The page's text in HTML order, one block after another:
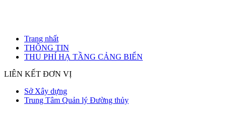
Trang nhất
THÔNG TIN
THU PHÍ HẠ TẦNG CẢNG BIỂN
LIÊN KẾT ĐƠN VỊ
Sở Xây dựng
Trung Tâm Quản lý Đường thủy